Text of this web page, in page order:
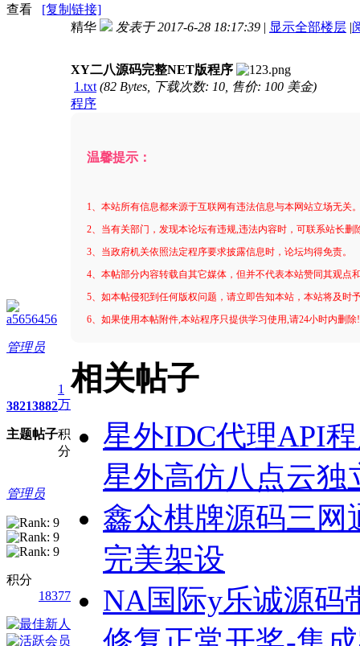
查看
[复制链接]
a5656456
管理员
3821
主题
3882
帖子
1
万
积
分
管理员
积分
18377
精华 发表于 2017-6-28 18:17:39 | 显示全部楼层 |
XY二八源码完整NET版程序
1.txt (82 Bytes, 下载次数: 10, 售价: 100 美金)
程序
温馨提示：
1、本站所有信息都来源于互联网有违法信息与本网站立场无关
2、当有关部门，发现本论坛有违规,违法内容时，可联系站长删
3、当政府机关依照法定程序要求披露信息时，论坛均得免责。
4、本帖部分内容转载自其它媒体，但并不代表本站赞同其观点
5、如本帖侵犯到任何版权问题，请立即告知本站，本站将及时
6、如果使用本帖附件,本站程序只提供学习使用,请24小时内删
相关帖子
星外IDC代理API
星外高仿八点云独
鑫众棋牌源码三网
完美架设
NA国际y乐诚源码